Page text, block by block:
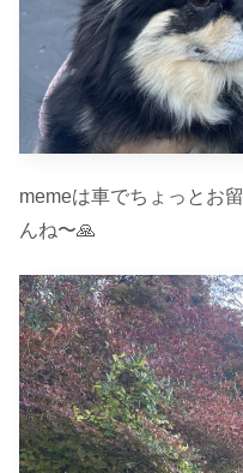
memeは車でちょっとお
んね〜🙏